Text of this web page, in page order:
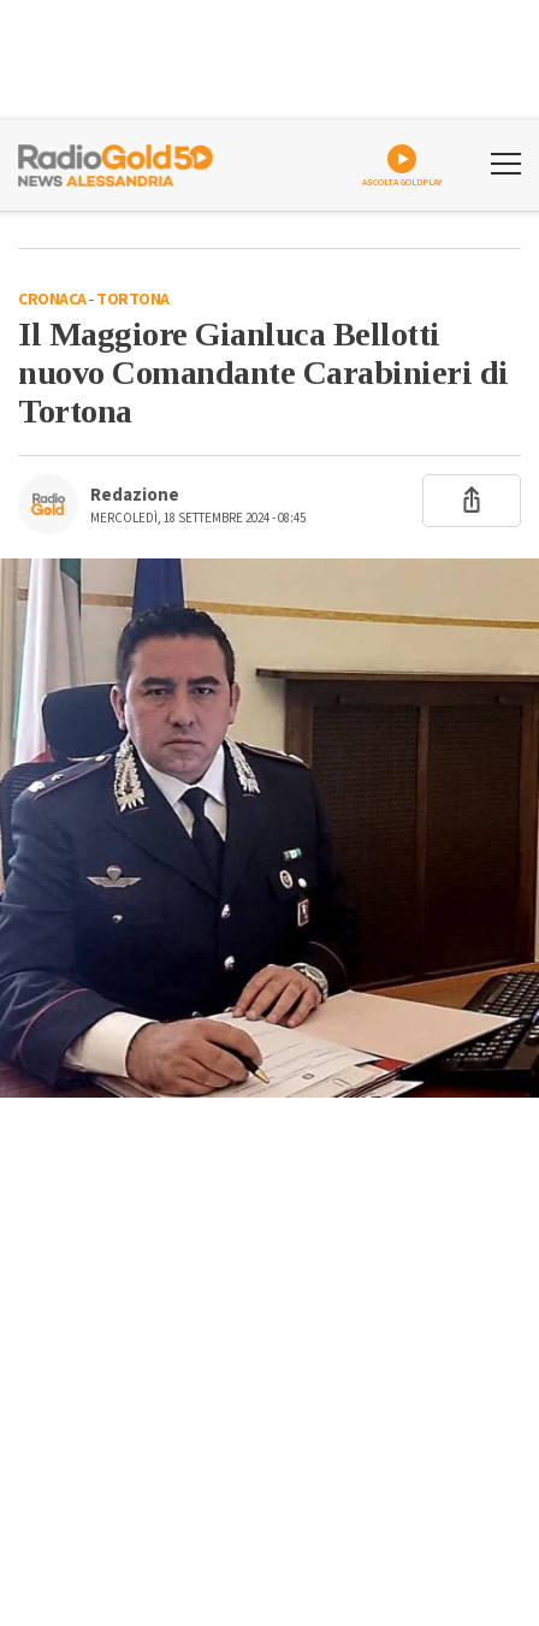
ASCOLTA GOLDPLAY
CRONACA-TORTONA
Il Maggiore Gianluca Bellotti
nuovo Comandante Carabinieri di
Tortona
Redazione
MERCOLEDÌ, 18 SETTEMBRE 2024 - 08:45